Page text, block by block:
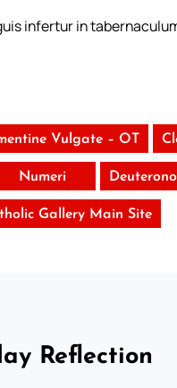
infertur in
Vulgate – OT
Numeri
Gallery Main Site
Reflection